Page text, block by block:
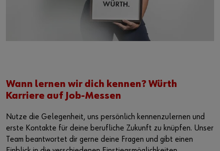
Wann lernen wir dich kennen? Würth
Karriere auf Job-Messen
Nutze die Gelegenheit, uns persönlich kennenzulernen und
erste Kontakte für deine berufliche Zukunft zu knüpfen. Unser
Team beantwortet dir gerne deine Fragen und gibt einen